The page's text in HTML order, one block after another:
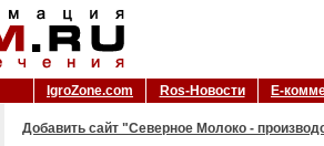
IgroZone.com Ros-Новости Е-
Добавить сайт "Северное Молоко -